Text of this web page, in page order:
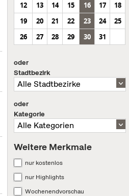
12
13 14 15 16 17
18
19
20 21 22 23 24
25
26
27 28 29 30 31
oder
Stadtbezirk
oder
Kategorie
Weitere Merkmale
nur kostenlos
nur Highlights
Wochenendvorschau